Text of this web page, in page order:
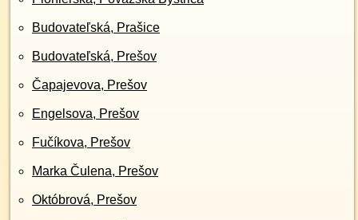
Budovateľská, Prašice
Budovateľská, Prešov
Čapajevova, Prešov
Engelsova, Prešov
Fučíkova, Prešov
Marka Čulena, Prešov
Októbrová, Prešov